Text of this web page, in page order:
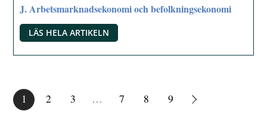
J. Arbetsmarknadsekonomi och befolkningsekonomi
LÄS HELA ARTIKELN
1 2 3 … 7 8 9